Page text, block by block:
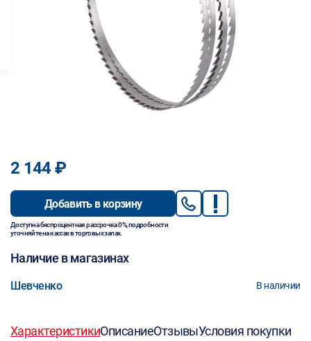
2 144 ₽
Добавить в корзину
Доступна беспроцентная рассрочка 0%, подробности
уточняйте на кассах в торговых залах.
Наличие в магазинах
Шевченко В наличии
ХарактеристикиОписаниеОтзывыУсловия покупки